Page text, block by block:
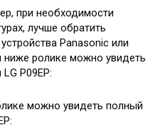
при необходимости
лучше обратить
Panasonic или
ниже ролике можно увидеть
P09EP:
можно увидеть полный